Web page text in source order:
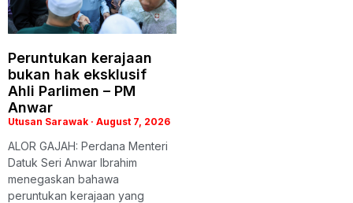
Peruntukan kerajaan
bukan hak eksklusif
Ahli Parlimen – PM
Anwar
Utusan Sarawak August 7, 2026
ALOR GAJAH: Perdana Menteri
Datuk Seri Anwar Ibrahim
menegaskan bahawa
peruntukan kerajaan yang